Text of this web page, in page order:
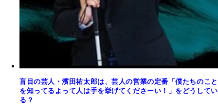
盲目の芸人・濱田祐太郎は、芸人の営業の定番「僕たちのこと
を知ってるよって人は手を挙げてくださーい！」をどうしてい
る？